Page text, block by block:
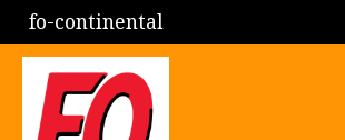
fo-continental